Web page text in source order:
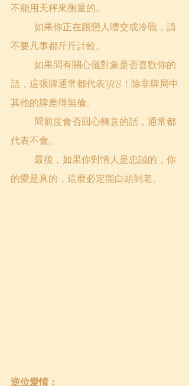
不能用天秤來衡量的。
如果你正在跟戀人嘈交或冷戰，請
不要凡事都斤斤計較。
如果問有關心儀對象是否喜歡你的
話，這張牌通常都代表YES！除非牌局中
其他的牌差得無倫。
問前度會否回心轉意的話，通常都
代表不會。
最後，如果你對情人是忠誠的，你
的愛是真的，這麼必定能白頭到老。
逆位愛情：